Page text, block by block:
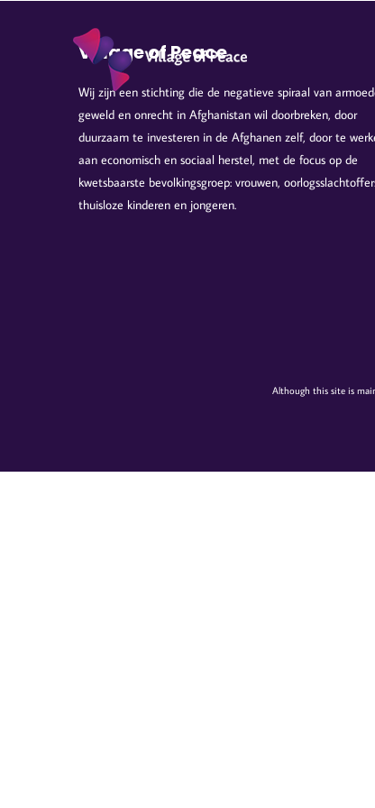
Village of Peace
Wij zijn een stichting die de negatieve spiraal van
geweld en onrecht in Afghanistan wil doorbreken, door
duurzaam te investeren in de Afghanen zelf, door te
aan economisch en sociaal herstel, met de focus op de
kwetsbaarste bevolkingsgroep: vrouwen,
thuisloze kinderen en jongeren.
Although this site is